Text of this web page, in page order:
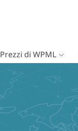
Prezzi di WPML